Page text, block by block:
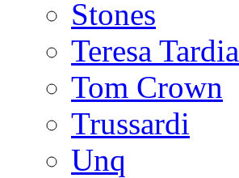
Stones
Teresa Tardia
Tom Crown
Trussardi
Unq